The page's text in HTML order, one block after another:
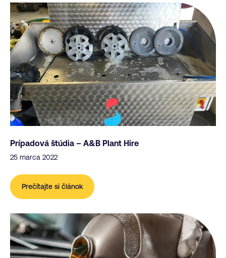
Prípadová štúdia – A&B Plant Hire
25 marca 2022
Prečítajte si článok